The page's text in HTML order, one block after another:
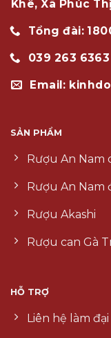
Khê, Xã Phúc
Tổng đài:
039 263 6363
Email:
SẢN PHẨM
Rượu An Nam
Rượu An Nam
Rượu Akashi
Rượu can Gà
HỖ TRỢ
Liên hệ làm